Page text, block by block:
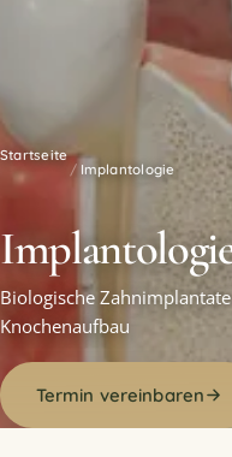
Startseite
/ Implantologie
Biologische
Knochenaufbau
Termin vereinbaren